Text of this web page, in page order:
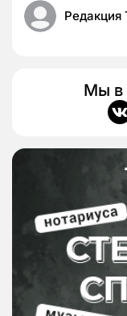
Редакция
Мы в